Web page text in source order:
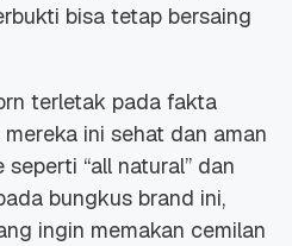
bisa tetap bersaing
terletak pada fakta
ini sehat dan aman
seperti “all natural” dan
bungkus brand ini,
ingin memakan cemilan